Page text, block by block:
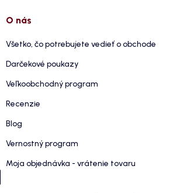
O nás
Všetko, čo potrebujete vedieť o obchode
Darčekové poukazy
Veľkoobchodný program
Recenzie
Blog
Vernostný program
Moja objednávka - vrátenie tovaru